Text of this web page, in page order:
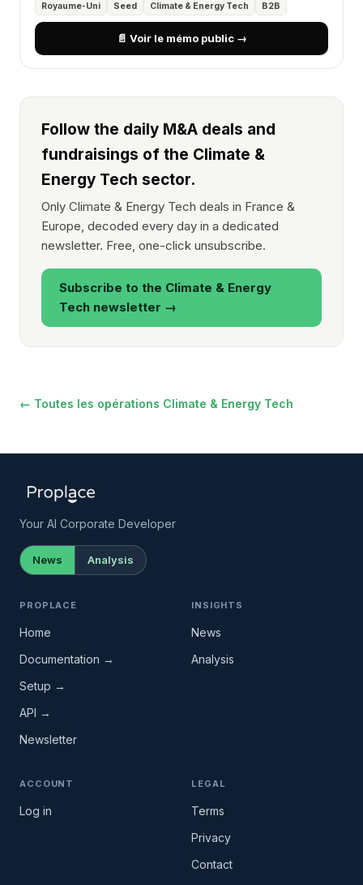
Royaume-Uni Seed Climate & Energy Tech B2B
📄 Voir le mémo public →
Follow the daily M&A deals and
fundraisings of the Climate &
Energy Tech sector.
Only Climate & Energy Tech deals in France &
Europe, decoded every day in a dedicated
newsletter. Free, one-click unsubscribe.
Subscribe to the Climate & Energy
Tech newsletter →
← Toutes les opérations Climate & Energy Tech
Your AI Corporate Developer
News Analysis
PROPLACE
Home
Documentation →
Setup →
API →
Newsletter
INSIGHTS
News
Analysis
ACCOUNT
Log in
LEGAL
Terms
Privacy
Contact